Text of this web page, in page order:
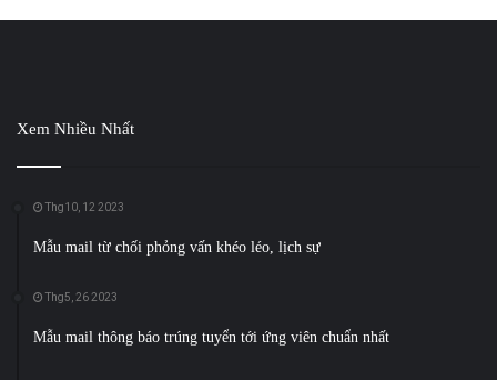
Xem Nhiều Nhất
Thg10, 12 2023
Mẫu mail từ chối phỏng vấn khéo léo, lịch sự
Thg5, 26 2023
Mẫu mail thông báo trúng tuyển tới ứng viên chuẩn nhất